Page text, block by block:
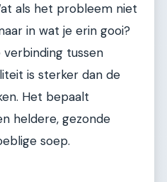
als het probleem niet
in wat je erin gooi?
verbinding tussen
is sterker dan de
Het bepaalt
heldere, gezonde
soep.